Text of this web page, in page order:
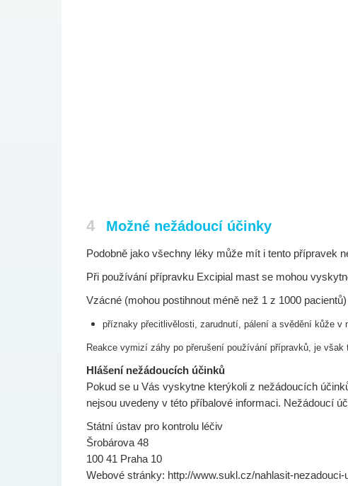
4 Možné nežádoucí účinky
Podobně jako všechny léky může mít i tento přípravek
Při používání přípravku Excipial mast se mohou
Vzácné (mohou postihnout méně než 1 z 1000 pacientů)
příznaky přecitlivělosti, zarudnutí, pálení a svědění kůže v
Reakce vymizí záhy po přerušení používání přípravků, je však
Hlášení nežádoucích účinků
Pokud se u Vás vyskytne kterýkoli z nežádoucích
nejsou uvedeny v této příbalové informaci. Nežádoucí
Státní ústav pro kontrolu léčiv
Šrobárova 48
100 41 Praha 10
Webové stránky: http://www.sukl.cz/nahlasit-nezadouci-